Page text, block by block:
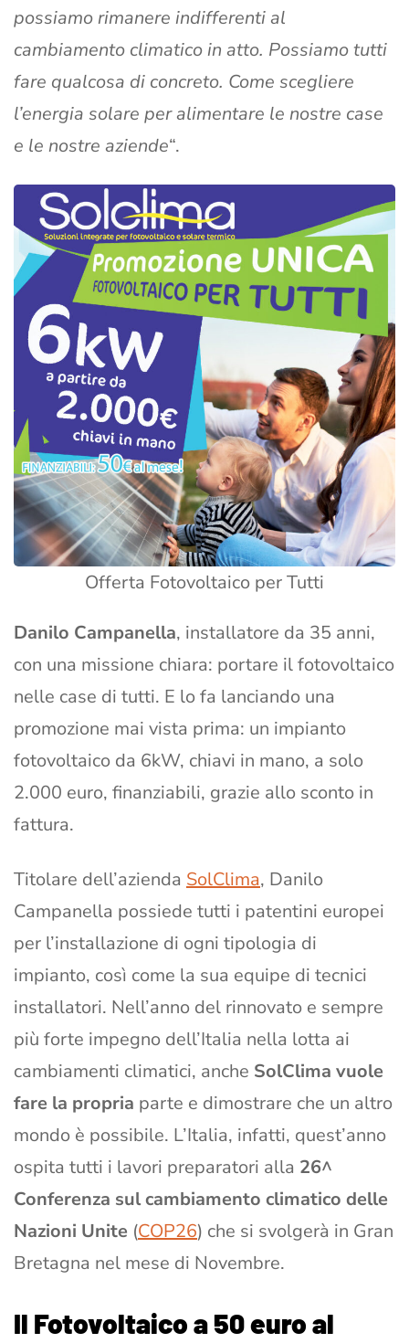
possiamo rimanere indifferenti al
cambiamento climatico in atto. Possiamo tutti
fare qualcosa di concreto. Come scegliere
l’energia solare per alimentare le nostre case
e le nostre aziende“.
Offerta Fotovoltaico per Tutti
Danilo Campanella, installatore da 35 anni,
con una missione chiara: portare il fotovoltaico
nelle case di tutti. E lo fa lanciando una
promozione mai vista prima: un impianto
fotovoltaico da 6kW, chiavi in mano, a solo
2.000 euro, finanziabili, grazie allo sconto in
fattura.
Titolare dell’azienda SolClima, Danilo
Campanella possiede tutti i patentini europei
per l’installazione di ogni tipologia di
impianto, così come la sua equipe di tecnici
installatori. Nell’anno del rinnovato e sempre
più forte impegno dell’Italia nella lotta ai
cambiamenti climatici, anche SolClima vuole
fare la propria parte e dimostrare che un altro
mondo è possibile. L’Italia, infatti, quest’anno
ospita tutti i lavori preparatori alla 26^
Conferenza sul cambiamento climatico delle
Nazioni Unite (COP26) che si svolgerà in Gran
Bretagna nel mese di Novembre.
Il Fotovoltaico a 50 euro al